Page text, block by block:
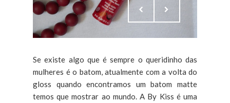
Se existe algo que é sempre o queridinho das
mulheres é o batom, atualmente com a volta do
gloss quando encontramos um batom matte
temos que mostrar ao mundo. A By Kiss é uma